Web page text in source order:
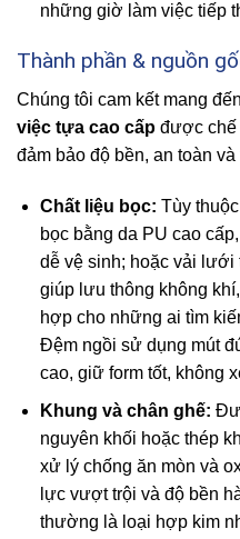
những giờ làm việc tiếp
Thành phần & nguồn
Chúng tôi cam kết mang
việc tựa cao cấp được chế
đảm bảo độ bền, an toàn
Chất liệu bọc: Tùy
bọc bằng da PU cao
dễ vệ sinh; hoặc vải lưới
giúp lưu thông không
hợp cho những ai tìm
Đệm ngồi sử dụng mút
cao, giữ form tốt, không
Khung và chân ghế:
nguyên khối hoặc thép
xử lý chống ăn mòn và
lực vượt trội và độ bền
thường là loại hợp kim